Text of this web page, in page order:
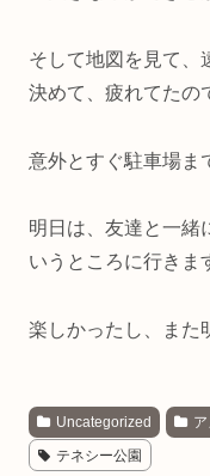
そして地図を見て、
決めて、疲れてたの
意外とすぐ駐車場ま
明日は、友達と一緒
いうところに行きま
楽しかったし、また
Uncategorized
テネシー公園